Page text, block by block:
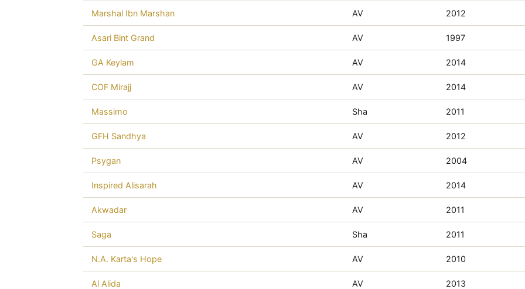
Marshal Ibn Marshan AV 2012
Asari Bint Grand AV 1997
GA Keylam AV 2014
COF Mirajj AV 2014
Massimo Sha 2011
GFH Sandhya AV 2012
Psygan AV 2004
Inspired Alisarah AV 2014
Akwadar AV 2011
Saga Sha 2011
N.A. Karta's Hope AV 2010
Al Alida AV 2013